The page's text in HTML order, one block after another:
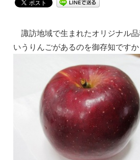
諏訪地域で生まれたオリジナル品
いうりんごがあるのを御存知ですか